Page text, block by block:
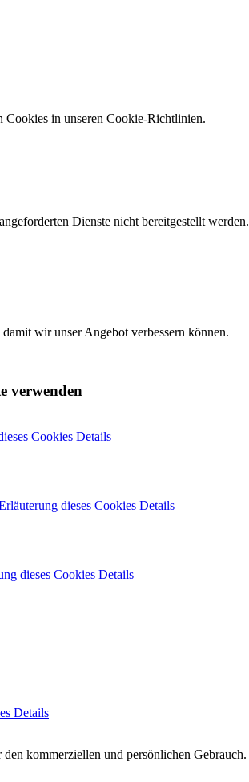
in unseren Cookie-Richtlinien.
Dienste nicht bereitgestellt werden.
wir unser Angebot verbessern können.
verwenden
Cookies Details
dieses Cookies Details
dieses Cookies Details
Details
kommerziellen und persönlichen Gebrauch.